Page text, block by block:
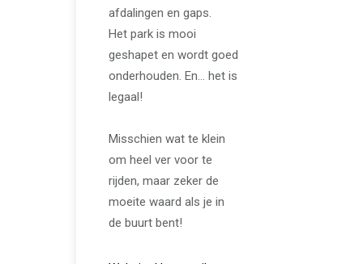
afdalingen en gaps.
Het park is mooi
geshapet en wordt goed
onderhouden. En… het is
legaal!
Misschien wat te klein
om heel ver voor te
rijden, maar zeker de
moeite waard als je in
de buurt bent!